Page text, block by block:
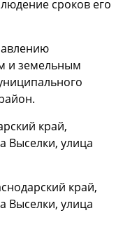
сроков его
и земельным
край,
Выселки, улица
край,
Выселки, улица